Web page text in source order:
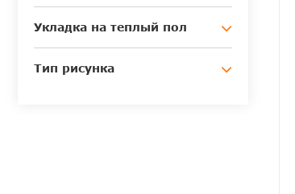
Укладка на теплый пол
Тип рисунка